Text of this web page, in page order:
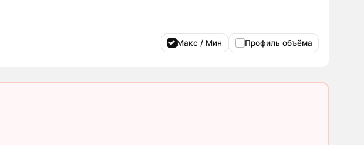
Макс / Мин Профиль объёма